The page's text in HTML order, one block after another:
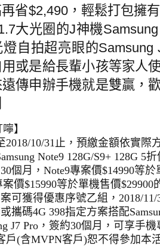
省$2,490，輕鬆打包擁
大光圈的J神機
燈自拍超亮眼的Samsung
或是給長輩小孩等家人
遠傳申辦手機就是雙贏，
】
2018/10/31 止，預繳金額依實際
Note9 128G/S9+ 128G 5折
30個月， Note9專案價$14990等於
案價$15990等於單機售價$29900
可獲得優惠序號乙組， 2018/11/
攜碼4G 398指定方案搭配
J7 Pro ，簽約30個月，可享手機
戶(含MVPN客戶)恕不得參加本